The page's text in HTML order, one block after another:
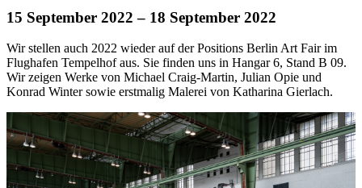
15 September 2022 – 18 September 2022
Wir stellen auch 2022 wieder auf der Positions Berlin Art Fair im
Flughafen Tempelhof aus. Sie finden uns in Hangar 6, Stand B 09.
Wir zeigen Werke von Michael Craig-Martin, Julian Opie und
Konrad Winter sowie erstmalig Malerei von Katharina Gierlach.